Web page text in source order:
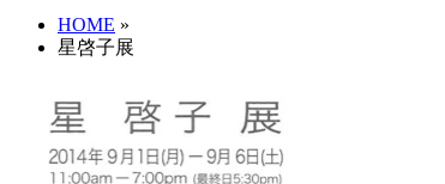
HOME »
星啓子展